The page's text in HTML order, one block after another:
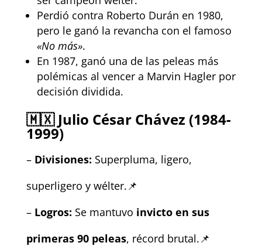
Perdió contra Roberto Durán en 1980,
pero le ganó la revancha con el famoso
«No más».
En 1987, ganó una de las peleas más
polémicas al vencer a Marvin Hagler por
decisión dividida.
🇲🇽Julio César Chávez (1984-
1999)
– Divisiones: Superpluma, ligero,
superligero y wélter.📌
– Logros: Se mantuvo invicto en sus
primeras 90 peleas, récord brutal.📌